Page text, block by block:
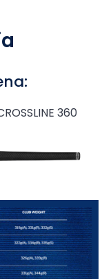
360